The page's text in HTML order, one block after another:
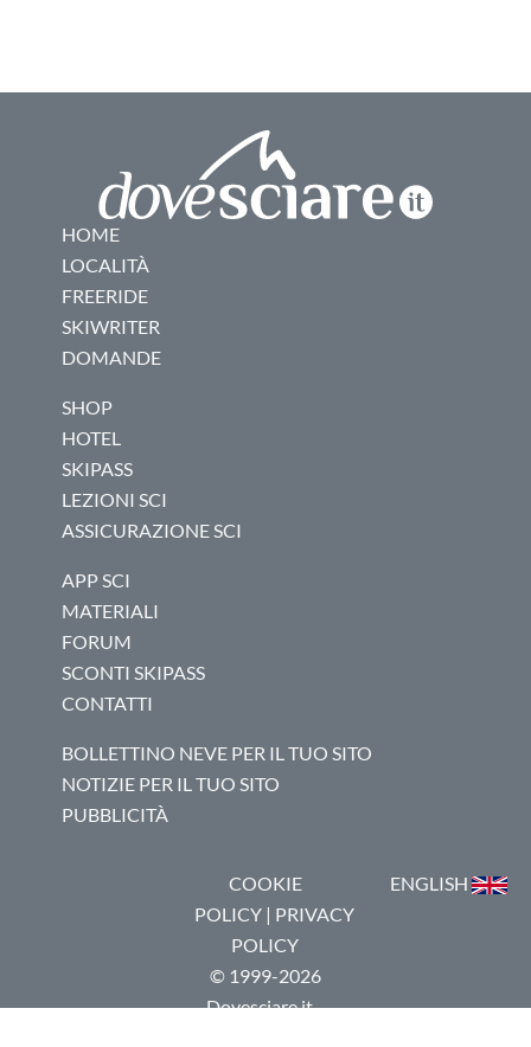
HOME
LOCALITÀ
FREERIDE
SKIWRITER
DOMANDE
SHOP
HOTEL
SKIPASS
LEZIONI SCI
ASSICURAZIONE SCI
APP SCI
MATERIALI
FORUM
SCONTI SKIPASS
CONTATTI
BOLLETTINO NEVE PER IL TUO SITO
NOTIZIE PER IL TUO SITO
PUBBLICITÀ
COOKIE
POLICY| PRIVACY
POLICY
© 1999-2026
Dovesciare.it -
ENGLISH